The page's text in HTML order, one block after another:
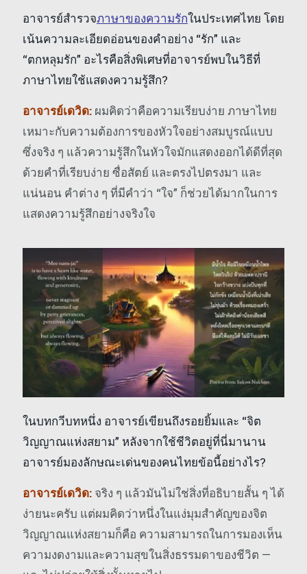
อาจารย์สำรวจภาษาของความรักในประเทศไทย โดย
เน้นความละเอียดอ่อนของคำอย่าง “รัก” และ
“ตกหลุมรัก” อะไรคือสิ่งพิเศษที่อาจารย์พบในวิธีที่
ภาษาไทยใช้แสดงความรู้สึก?
อาจารย์เดวิด: ผมคิดว่าคือความเรียบง่าย ภาษาไทย
เหมาะกับความต้องการของหัวใจอย่างสมบูรณ์แบบ
ซึ่งจริง ๆ แล้วความรู้สึกในหัวใจมักแสดงออกได้ดีที่สุด
ด้วยคำที่เรียบง่าย ซื่อสัตย์ และตรงไปตรงมา และ
แน่นอน คำต่าง ๆ ที่มีคำว่า “ใจ” ก็ช่วยได้มากในการ
แสดงความรู้สึกอย่างจริงใจ
ในบทกวีบทหนึ่ง อาจารย์เขียนถึงรอยยิ้มและ “จิต
วิญญาณแห่งสยาม” หลังจากใช้ชีวิตอยู่ที่นี่มานาน
อาจารย์มองลักษณะเด่นของคนไทยข้อนี้อย่างไร?
อาจารย์เดวิด: จริง ๆ แล้วมันไม่ใช่สิ่งที่อธิบายสั้น ๆ ได้
ง่ายนะครับ แต่ผมคิดว่าหนึ่งในแง่มุมสำคัญของจิต
วิญญาณแห่งสยามก็คือ ความสามารถในการมองเห็น
ความงดงามและความสุขในสิ่งธรรมดาของชีวิต —